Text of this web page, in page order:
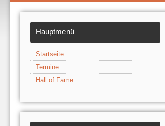
Hauptmenü
Startseite
Termine
Hall of Fame